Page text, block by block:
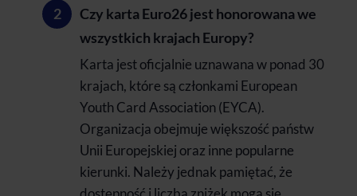
Czy karta Euro26 jest honorowana we
wszystkich krajach Europy?
Karta jest oficjalnie uznawana w ponad 30
krajach, które są członkami European
Youth Card Association (EYCA).
Organizacja obejmuje większość państw
Unii Europejskiej oraz inne popularne
kierunki. Należy jednak pamiętać, że